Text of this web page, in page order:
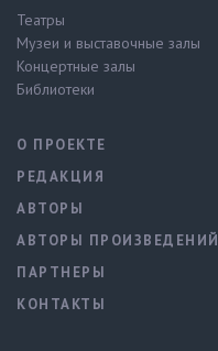
Театры
Музеи и выставочные залы
Концертные залы
Библиотеки
О ПРОЕКТЕ
РЕДАКЦИЯ
АВТОРЫ
АВТОРЫ ПРОИЗВЕДЕНИЙ
ПАРТНЕРЫ
КОНТАКТЫ